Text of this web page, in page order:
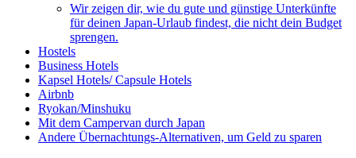
Wir zeigen dir, wie du gute und günstige Unterkünfte
für deinen Japan-Urlaub findest, die nicht dein Budget
sprengen.
Hostels
Business Hotels
Kapsel Hotels/ Capsule Hotels
Airbnb
Ryokan/Minshuku
Mit dem Campervan durch Japan
Andere Übernachtungs-Alternativen, um Geld zu sparen